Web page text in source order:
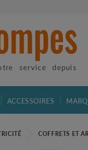
service depuis
ACCESSOIRES
COFFRETS ET